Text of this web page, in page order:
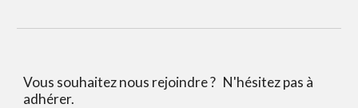
Vous souhaitez nous rejoindre ? N'hésitez pas à
adhérer.